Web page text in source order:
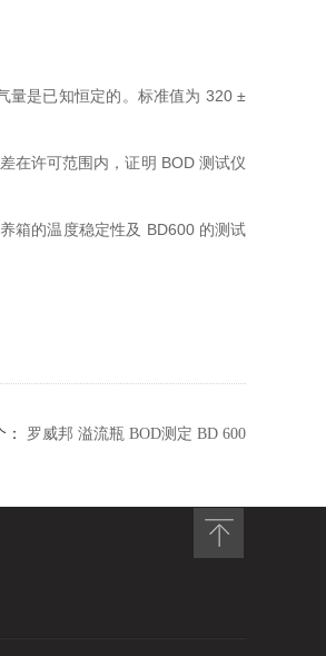
量是已知恒定的。标准值为 320 ±
在许可范围内，证明 BOD 测试仪
箱的温度稳定性及 BD600 的测试
罗威邦 溢流瓶 BOD测定 BD 600